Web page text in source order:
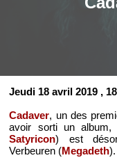
Jeudi 18 avril 2019 ,
Cadaver, un des
avoir sorti un
Satyricon) est
Verbeuren (Megadeth).